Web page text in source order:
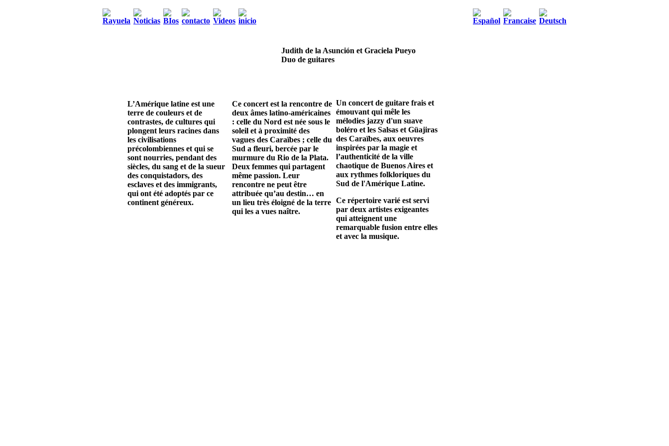
Judith de la Asunción et Graciela Pueyo
Duo de guitares
L’Amérique latine est une
terre de couleurs et de
contrastes, de cultures qui
plongent leurs racines dans
les civilisations
précolombiennes et qui se
sont nourries, pendant des
siècles, du sang et de la sueur
des conquistadors, des
esclaves et des immigrants,
qui ont été adoptés par ce
continent généreux.
Ce concert est la rencontre de
deux âmes latino-américaines
: celle du Nord est née sous le
soleil et à proximité des
vagues des Caraïbes ; celle du
Sud a fleuri, bercée par le
murmure du Rio de la Plata.
Deux femmes qui partagent
même passion. Leur
rencontre ne peut être
attribuée qu’au destin… en
un lieu très éloigné de la terre
qui les a vues naître.
Un concert de guitare frais et
émouvant qui mêle les
mélodies jazzy d'un suave
boléro et les Salsas et Güajiras
des Caraïbes, aux oeuvres
inspirées par la magie et
l’authenticité de la ville
chaotique de Buenos Aires et
aux rythmes folkloriques du
Sud de l'Amérique Latine.
Ce répertoire varié est servi
par deux artistes exigeantes
qui atteignent une
remarquable fusion entre elles
et avec la musique.